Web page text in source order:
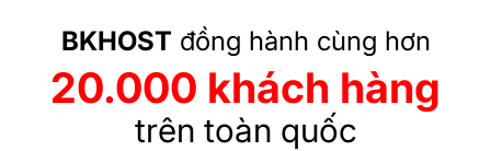
BKHOST đồng hành cùng hơn
20.000 khách hàng
trên toàn quốc